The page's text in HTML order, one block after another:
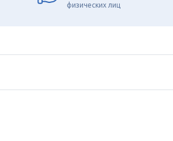
физических лиц